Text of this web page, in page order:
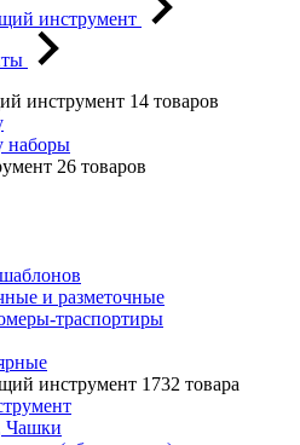
инструмент
инструмент 14 товаров
наборы
26 товаров
и разметочные
траспортиры
инструмент 1732 товара
Чашки